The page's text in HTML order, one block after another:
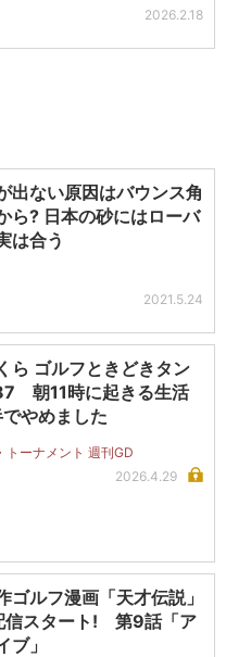
2026.2.18
出ない原因はバウンス角
ら? 日本の砂にはローバ
は合う
2021.5.24
ら ゴルフときどきタン
朝11時に起きる生活
やめました
トーナメント 週刊GD
2026.4.29
ゴルフ漫画「天才伝説」
信スタート! 第9話「ア
ブ」